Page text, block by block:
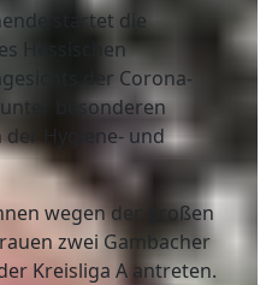
startet die
Hessischen
der Corona-
unter besonderen
der Hygiene- und
wegen der großen
zwei Gambacher
Kreisliga A antreten.